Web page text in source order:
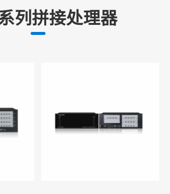
列拼接处理器